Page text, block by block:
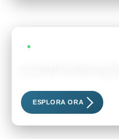
ESPLORA ORA